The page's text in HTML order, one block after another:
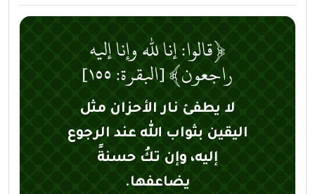
﴿قالوا: إنا لله وإنا إليه
راجعون﴾ [البقرة: ١٥٥]
لا يطفئ نار الأحزان مثل
اليقين بثواب الله عند الرجوع
إليه، وإن تكُ حسنةً
يضاعفها.